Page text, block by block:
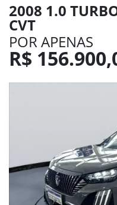
2008 1.0
CVT
POR APENAS
R$